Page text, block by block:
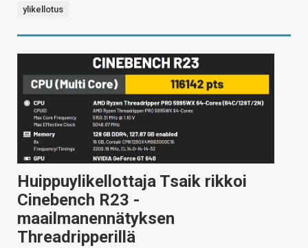
ylikellotus
Huippuylikellottaja Tsaik rikkoi
Cinebench R23 -
maailmanennätyksen
Threadripperillä